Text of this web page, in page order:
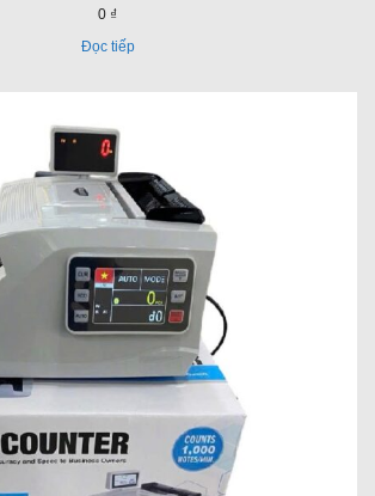
0 ₫
Đọc tiếp